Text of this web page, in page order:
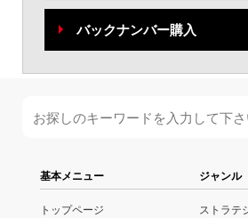
バックナンバー購入
基本メニュー
トップページ
ジャンル
ストラテ